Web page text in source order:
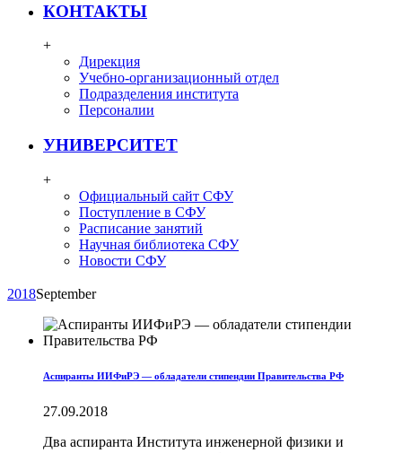
КОНТАКТЫ
+
Дирекция
Учебно-организационный отдел
Подразделения института
Персоналии
УНИВЕРСИТЕТ
+
Официальный сайт СФУ
Поступление в СФУ
Расписание занятий
Научная библиотека СФУ
Новости СФУ
2018September
Аспиранты ИИФиРЭ — обладатели стипендии Правительства РФ
27.09.2018
Два аспиранта Института инженерной физики и